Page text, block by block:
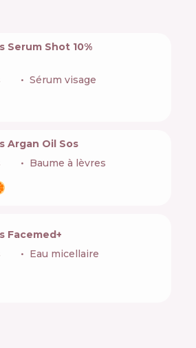
Serum Shot 10%
Sérum visage
Argan Oil Sos
Baume à lèvres
Facemed+
Eau micellaire